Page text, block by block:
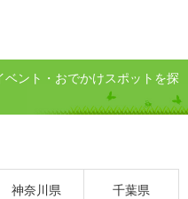
ント・おでかけスポットを探
神奈川県 千葉県